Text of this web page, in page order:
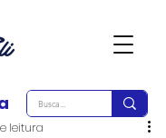
leitura